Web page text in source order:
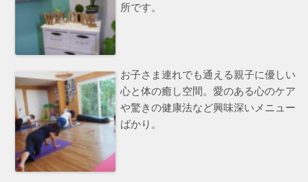
所です。
お子さま連れでも通える親子に優しい
心と体の癒し空間。愛のある心のケア
や驚きの健康法など興味深いメニュー
ばかり。